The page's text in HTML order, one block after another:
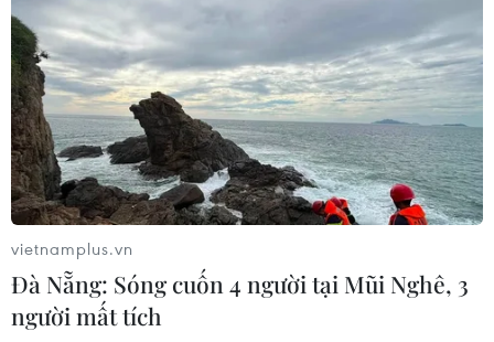
vietnamplus.vn
Đà Nẵng: Sóng cuốn 4 người tại Mũi Nghê, 3
người mất tích